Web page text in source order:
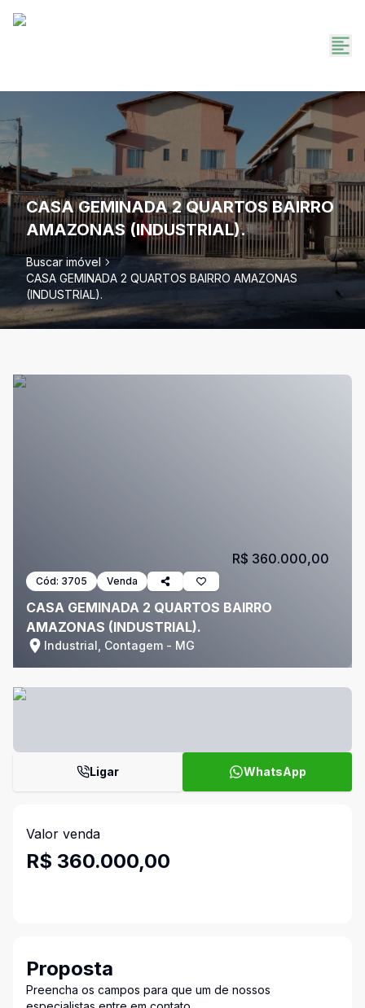
CASA GEMINADA 2 QUARTOS BAIRRO
AMAZONAS (INDUSTRIAL).
Buscar imóvel
CASA GEMINADA 2 QUARTOS BAIRRO AMAZONAS
(INDUSTRIAL).
Cód: 3705 Venda
CASA GEMINADA 2 QUARTOS BAIRRO
AMAZONAS (INDUSTRIAL).
Industrial, Contagem - MG
R$ 360.000,00
Ligar WhatsApp
Valor venda
R$ 360.000,00
Proposta
Preencha os campos para que um de nossos